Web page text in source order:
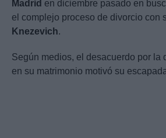
Madrid en diciembre pasado en
el complejo proceso de divorcio con
Knezevich.
Según medios, el desacuerdo por la
en su matrimonio motivó su